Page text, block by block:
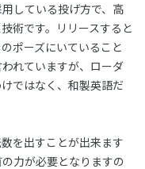
している投げ方で、高
術です。リリースすると
ポーズにいていること
れていますが、ローダ
ではなく、和製英語だ
を出すことが出来ます
力が必要となりますの